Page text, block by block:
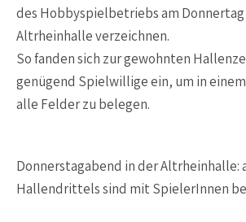
des Hobbyspielbetriebs am
Altrheinhalle verzeichnen.
So fanden sich zur gewohnten
genügend Spielwillige ein, um in
alle Felder zu belegen.
Donnerstagabend in der Altrheinhalle:
Hallendrittels sind mit SpielerInnen